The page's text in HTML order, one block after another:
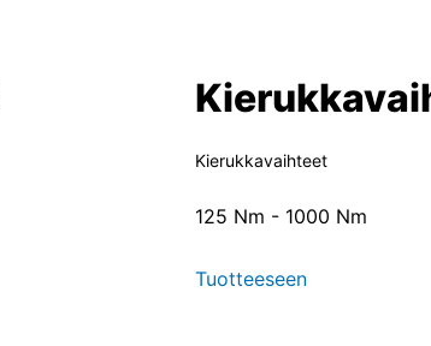
Kierukkavaihteet
125 Nm - 1000 Nm
Tuotteeseen